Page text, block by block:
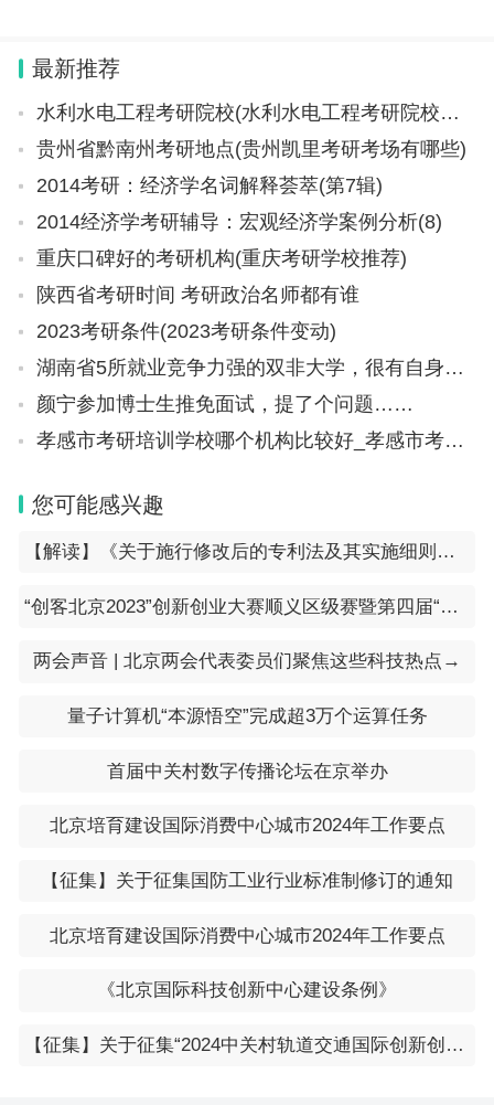
最新推荐
水利水电工程考研院校(水利水电工程考研院校排名)
贵州省黔南州考研地点(贵州凯里考研考场有哪些)
2014考研：经济学名词解释荟萃(第7辑)
2014经济学考研辅导：宏观经济学案例分析(8)
重庆口碑好的考研机构(重庆考研学校推荐)
陕西省考研时间 考研政治名师都有谁
2023考研条件(2023考研条件变动)
湖南省5所就业竞争力强的双非大学，很有自身特色，实力也很强
颜宁参加博士生推免面试，提了个问题……
孝感市考研培训学校哪个机构比较好_孝感市考研培训学校哪个机构比较好一点
您可能感兴趣
【解读】《关于施行修改后的专利法及其实施细则相关审查业务处理的过渡办法》解读
“创客北京2023”创新创业大赛顺义区级赛暨第四届“创新顺义”创新创业大赛启动的通知
两会声音 | 北京两会代表委员们聚焦这些科技热点→
量子计算机“本源悟空”完成超3万个运算任务
首届中关村数字传播论坛在京举办
北京培育建设国际消费中心城市2024年工作要点
【征集】关于征集国防工业行业标准制修订的通知
北京培育建设国际消费中心城市2024年工作要点
《北京国际科技创新中心建设条例》
【征集】关于征集“2024中关村轨道交通国际创新创业大赛” 项目的通知